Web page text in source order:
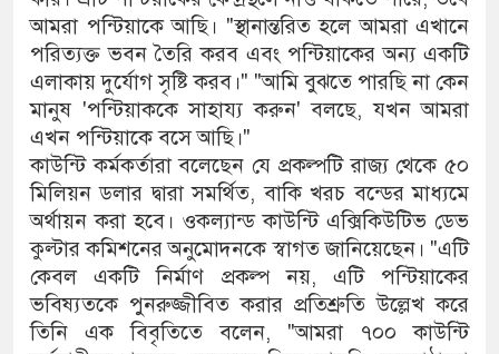
আমরা পন্টিয়াকে আছি। "স্থানান্তরিত হলে আমরা এখানে
পরিত্যক্ত ভবন তৈরি করব এবং পন্টিয়াকের অন্য একটি
এলাকায় দুর্যোগ সৃষ্টি করব।" "আমি বুঝতে পারছি না কেন
মানুষ 'পন্টিয়াককে সাহায্য করুন' বলছে, যখন আমরা
এখন পন্টিয়াকে বসে আছি।"
কাউন্টি কর্মকর্তারা বলেছেন যে প্রকল্পটি রাজ্য থেকে ৫০
মিলিয়ন ডলার দ্বারা সমর্থিত, বাকি খরচ বন্ডের মাধ্যমে
অর্থায়ন করা হবে। ওকল্যান্ড কাউন্টি এক্সিকিউটিভ ডেভ
কুল্টার কমিশনের অনুমোদনকে স্বাগত জানিয়েছেন। "এটি
কেবল একটি নির্মাণ প্রকল্প নয়, এটি পন্টিয়াকের
ভবিষ্যতকে পুনরুজ্জীবিত করার প্রতিশ্রুতি উল্লেখ করে
তিনি এক বিবৃতিতে বলেন, "আমরা ৭০০ কাউন্টি